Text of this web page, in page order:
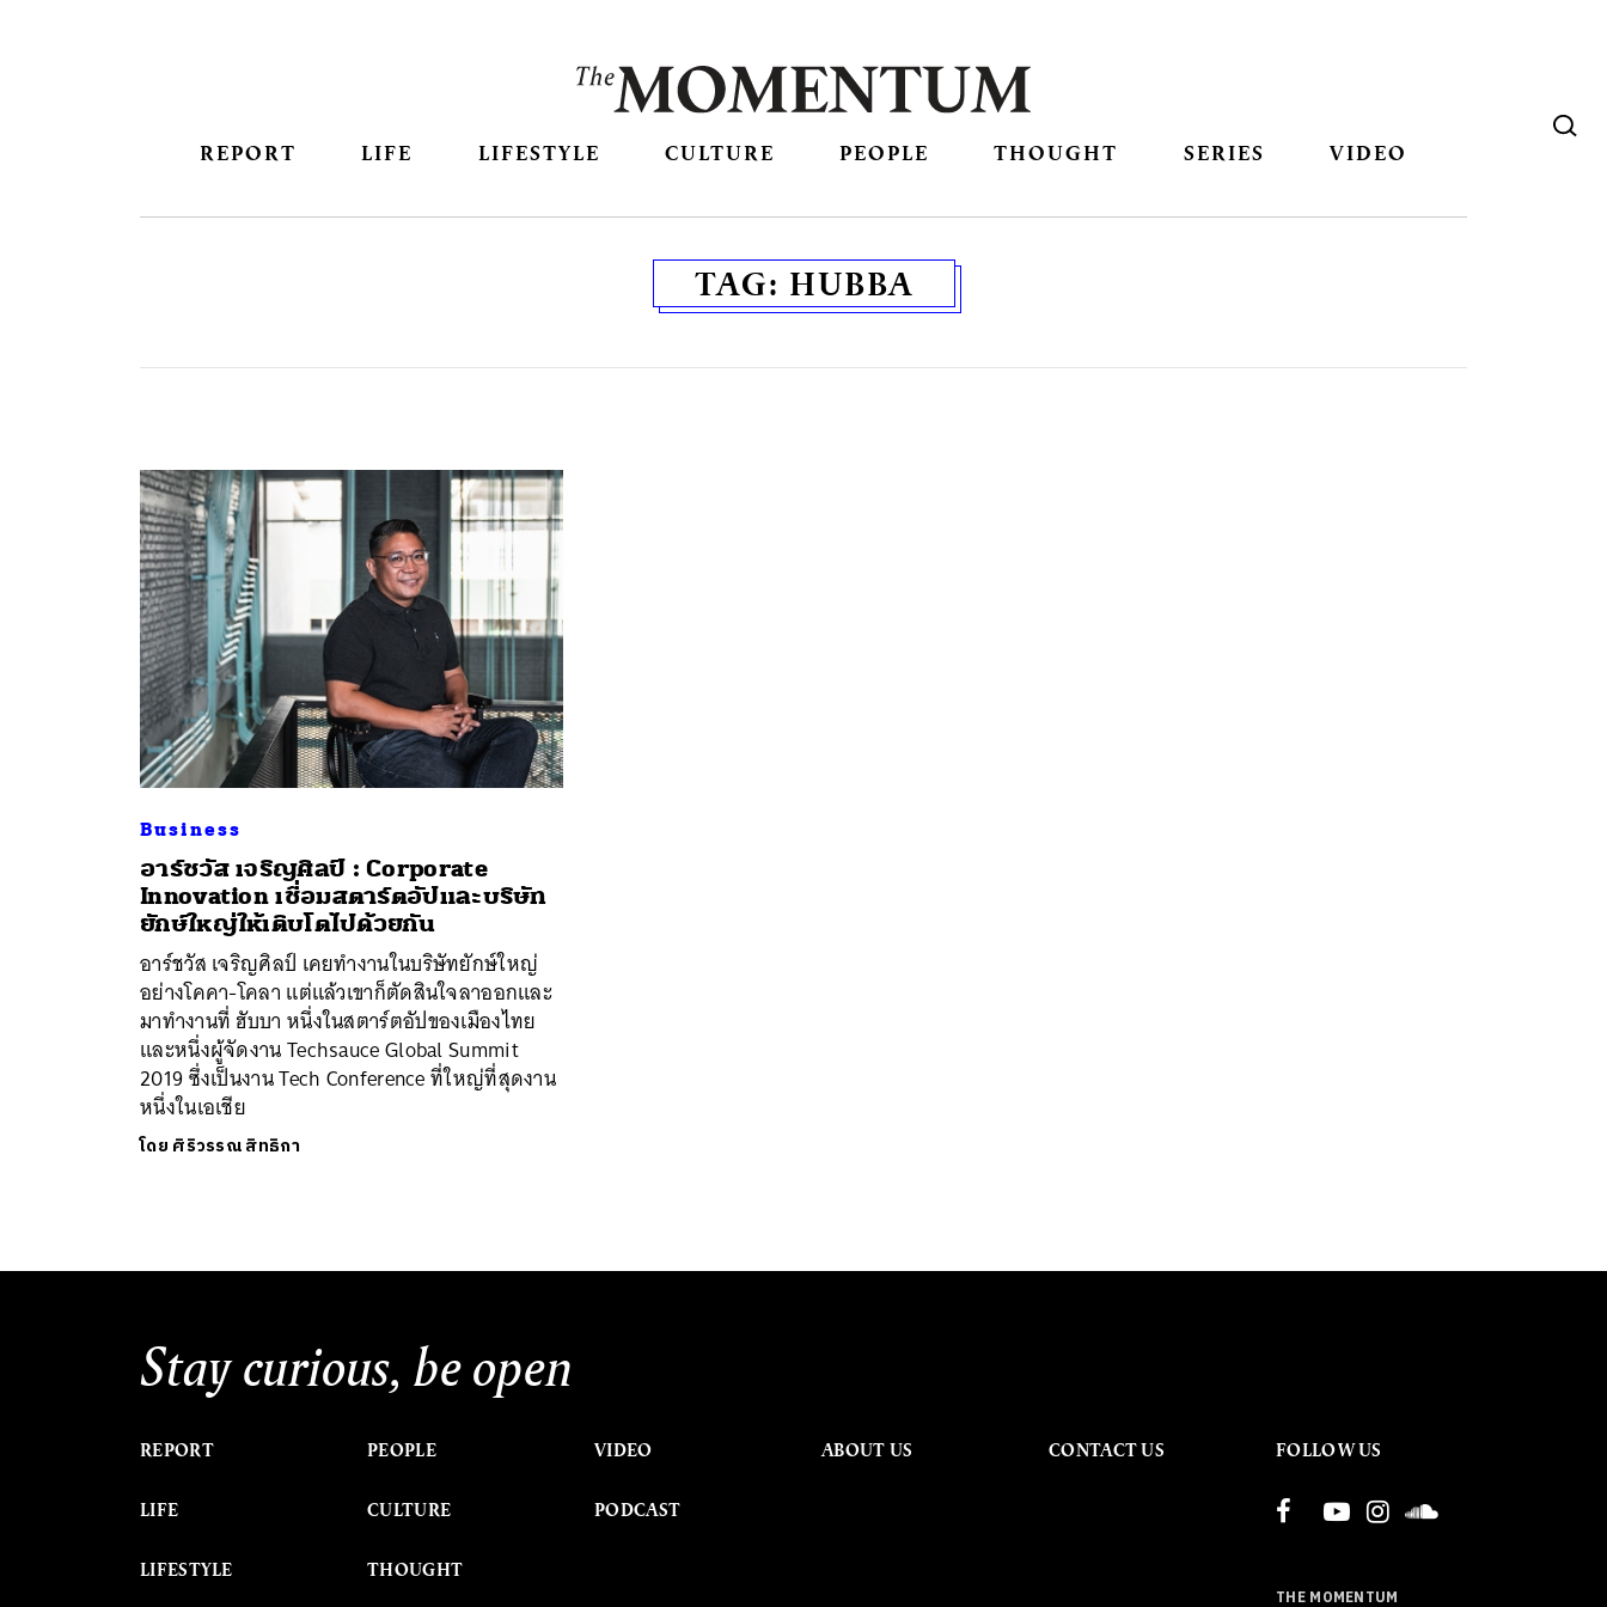
REPORT LIFE LIFESTYLE CULTURE PEOPLE THOUGHT SERIES VIDEO
TAG: HUBBA
Business
อาร์ชวัส เจริญศิลป์ : Corporate
Innovation เชื่อมสตาร์ตอัปและบริษัท
ยักษ์ใหญ่ให้เติบโตไปด้วยกัน
อาร์ชวัส เจริญศิลป์ เคยทำงานในบริษัทยักษ์ใหญ่
อย่างโคคา-โคลา แต่แล้วเขาก็ตัดสินใจลาออกและ
มาทำงานที่ ฮับบา หนึ่งในสตาร์ตอัปของเมืองไทย
และหนึ่งผู้จัดงาน Techsauce Global Summit
2019 ซึ่งเป็นงาน Tech Conference ที่ใหญ่ที่สุดงาน
หนึ่งในเอเชีย
โดย ศิริวรรณ สิทธิกา
Stay curious, be open
REPORT
LIFE
LIFESTYLE
PEOPLE
CULTURE
THOUGHT
VIDEO
PODCAST
ABOUT US CONTACT US FOLLOW US
THE MOMENTUM